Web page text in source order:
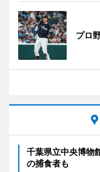
プロ
千葉県立中央博物
の捕食者も